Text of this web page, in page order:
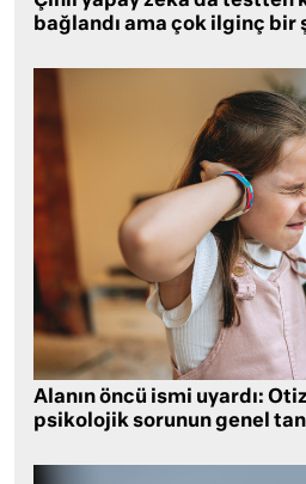
bağlandı ama çok ilginç bir
Alanın öncü ismi uyardı:
psikolojik sorunun genel